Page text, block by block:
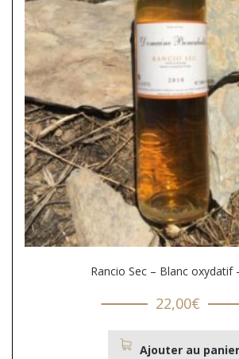
Rancio Sec – Blanc oxydatif
22,00€
Ajouter au panier